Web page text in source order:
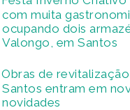
com muita
ocupando dois
Valongo, em Santos
Obras de
Santos entram em
novidades